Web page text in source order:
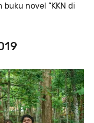
novel “KKN di